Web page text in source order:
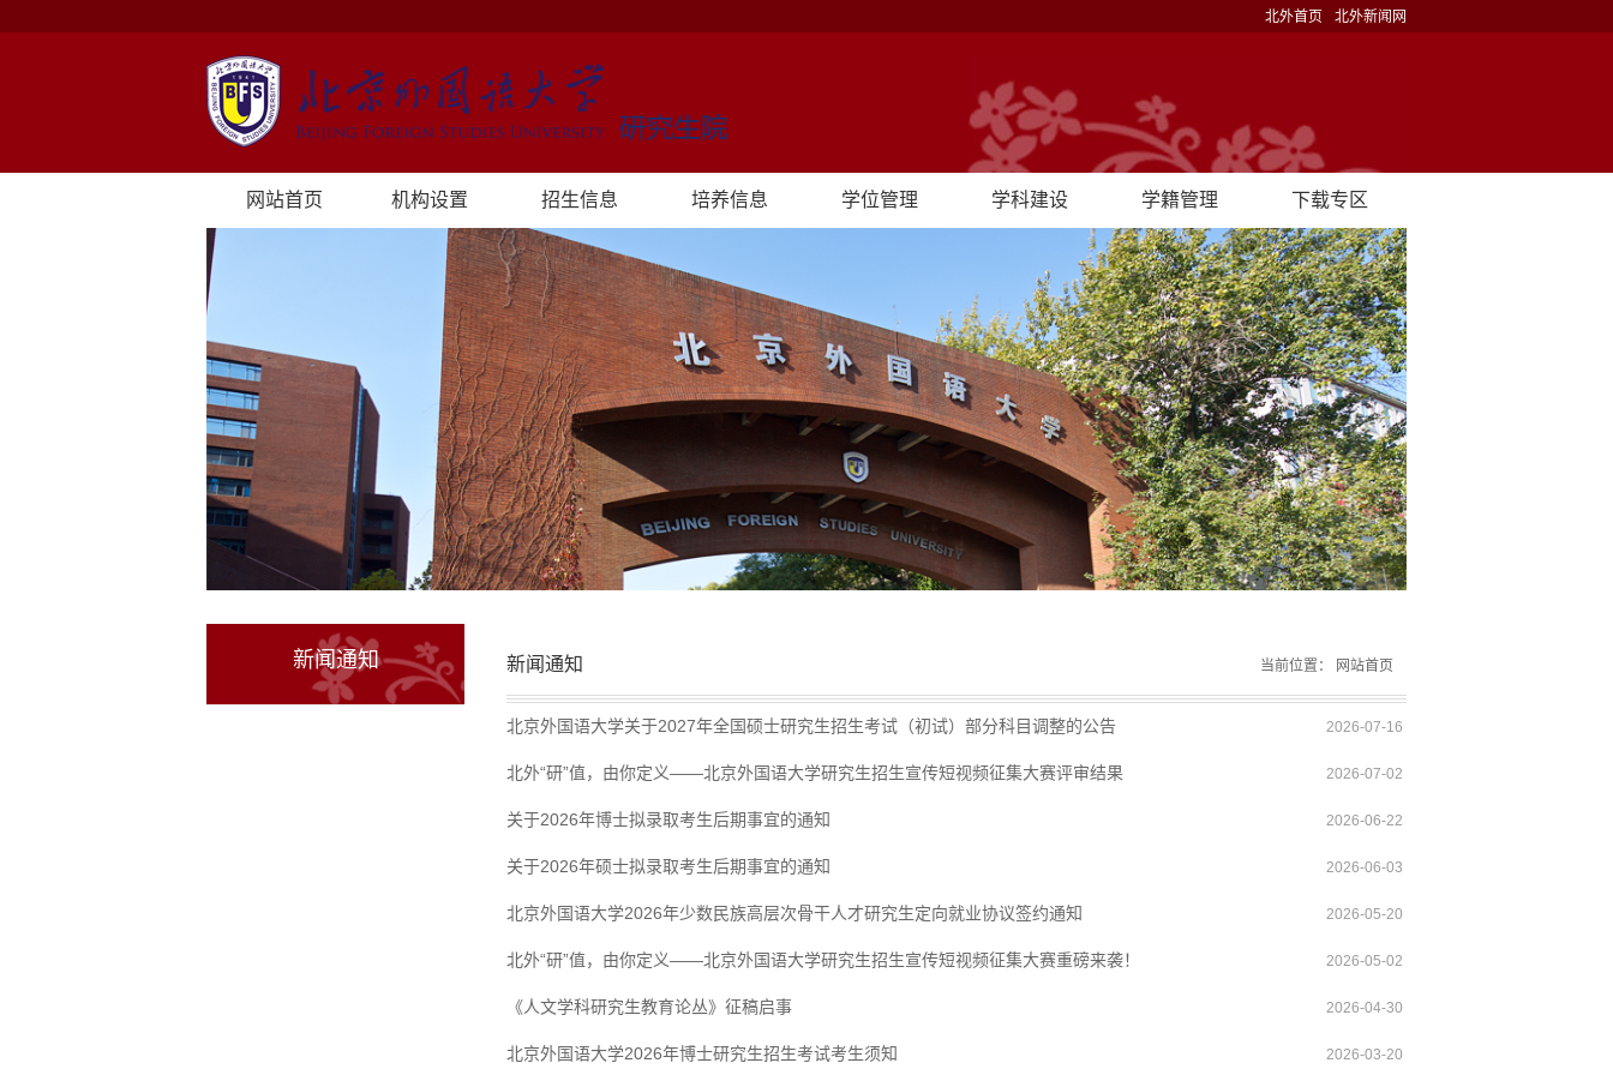
北外首页 北外新闻网
网站首页 机构设置 招生信息 培养信息 学位管理 学科建设 学籍管理 下载专区
新闻通知 新闻通知 当前位置： 网站首页
北京外国语大学关于2027年全国硕士研究生招生考试（初试）部分科目调整的公告 2026-07-16
北外“研”值，由你定义——北京外国语大学研究生招生宣传短视频征集大赛评审结果 2026-07-02
关于2026年博士拟录取考生后期事宜的通知 2026-06-22
关于2026年硕士拟录取考生后期事宜的通知 2026-06-03
北京外国语大学2026年少数民族高层次骨干人才研究生定向就业协议签约通知 2026-05-20
北外“研”值，由你定义——北京外国语大学研究生招生宣传短视频征集大赛重磅来袭！ 2026-05-02
《人文学科研究生教育论丛》征稿启事 2026-04-30
北京外国语大学2026年博士研究生招生考试考生须知 2026-03-20